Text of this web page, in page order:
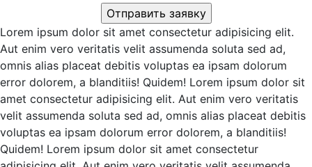
Lorem ipsum dolor sit amet consectetur adipisicing elit.
Aut enim vero veritatis velit assumenda soluta sed ad,
omnis alias placeat debitis voluptas ea ipsam dolorum
error dolorem, a blanditiis! Quidem! Lorem ipsum dolor sit
amet consectetur adipisicing elit. Aut enim vero veritatis
velit assumenda soluta sed ad, omnis alias placeat debitis
voluptas ea ipsam dolorum error dolorem, a blanditiis!
Quidem! Lorem ipsum dolor sit amet consectetur